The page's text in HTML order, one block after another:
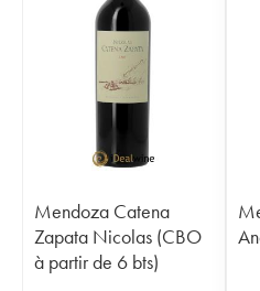
Mendoza Catena
Zapata Nicolas (CBO
à partir de 6 bts)